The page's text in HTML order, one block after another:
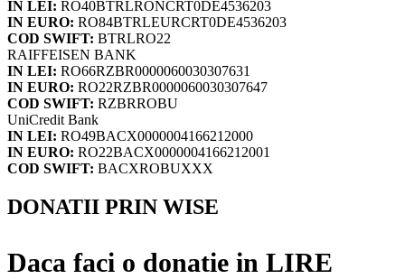
IN LEI: RO40BTRLRONCRT0DE4536203
IN EURO: RO84BTRLEURCRT0DE4536203
COD SWIFT: BTRLRO22
RAIFFEISEN BANK
IN LEI: RO66RZBR0000060030307631
IN EURO: RO22RZBR0000060030307647
COD SWIFT: RZBRROBU
UniCredit Bank
IN LEI: RO49BACX0000004166212000
IN EURO: RO22BACX0000004166212001
COD SWIFT: BACXROBUXXX
DONATII PRIN WISE
Daca faci o donatie in LIRE